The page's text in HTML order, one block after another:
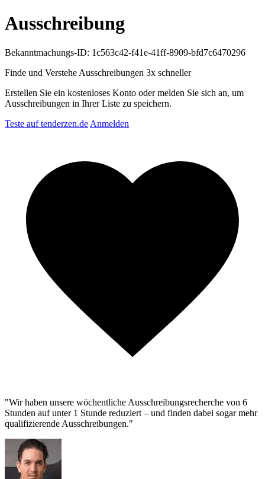
Ausschreibung
Bekanntmachungs-ID: 1c563c42-f41e-41ff-8909-bfd7c6470296
Finde und Verstehe Ausschreibungen 3x schneller
Erstellen Sie ein kostenloses Konto oder melden Sie sich an, um
Ausschreibungen in Ihrer Liste zu speichern.
Teste auf tenderzen.de Anmelden
"Wir haben unsere wöchentliche Ausschreibungsrecherche von 6
Stunden auf unter 1 Stunde reduziert – und finden dabei sogar mehr
qualifizierende Ausschreibungen."